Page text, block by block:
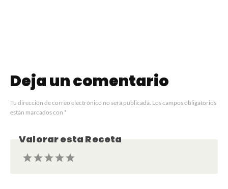
Deja un comentario
Tu dirección de correo electrónico no será publicada. Los campos obligatorios
están marcados con *
Valorar esta Receta